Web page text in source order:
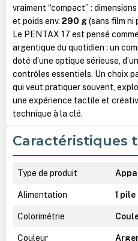
vraiment “compact” : dimensions
et poids env. 290 g (sans film ni
Le PENTAX 17 est pensé
argentique du quotidien : un
doté d’une optique sérieuse,
contrôles essentiels. Un choix
qui veut pratiquer souvent,
une expérience tactile et
technique à la clé.
Caractéristiques
Type de produit
Alimentation 1
Colorimétrie
Couleur